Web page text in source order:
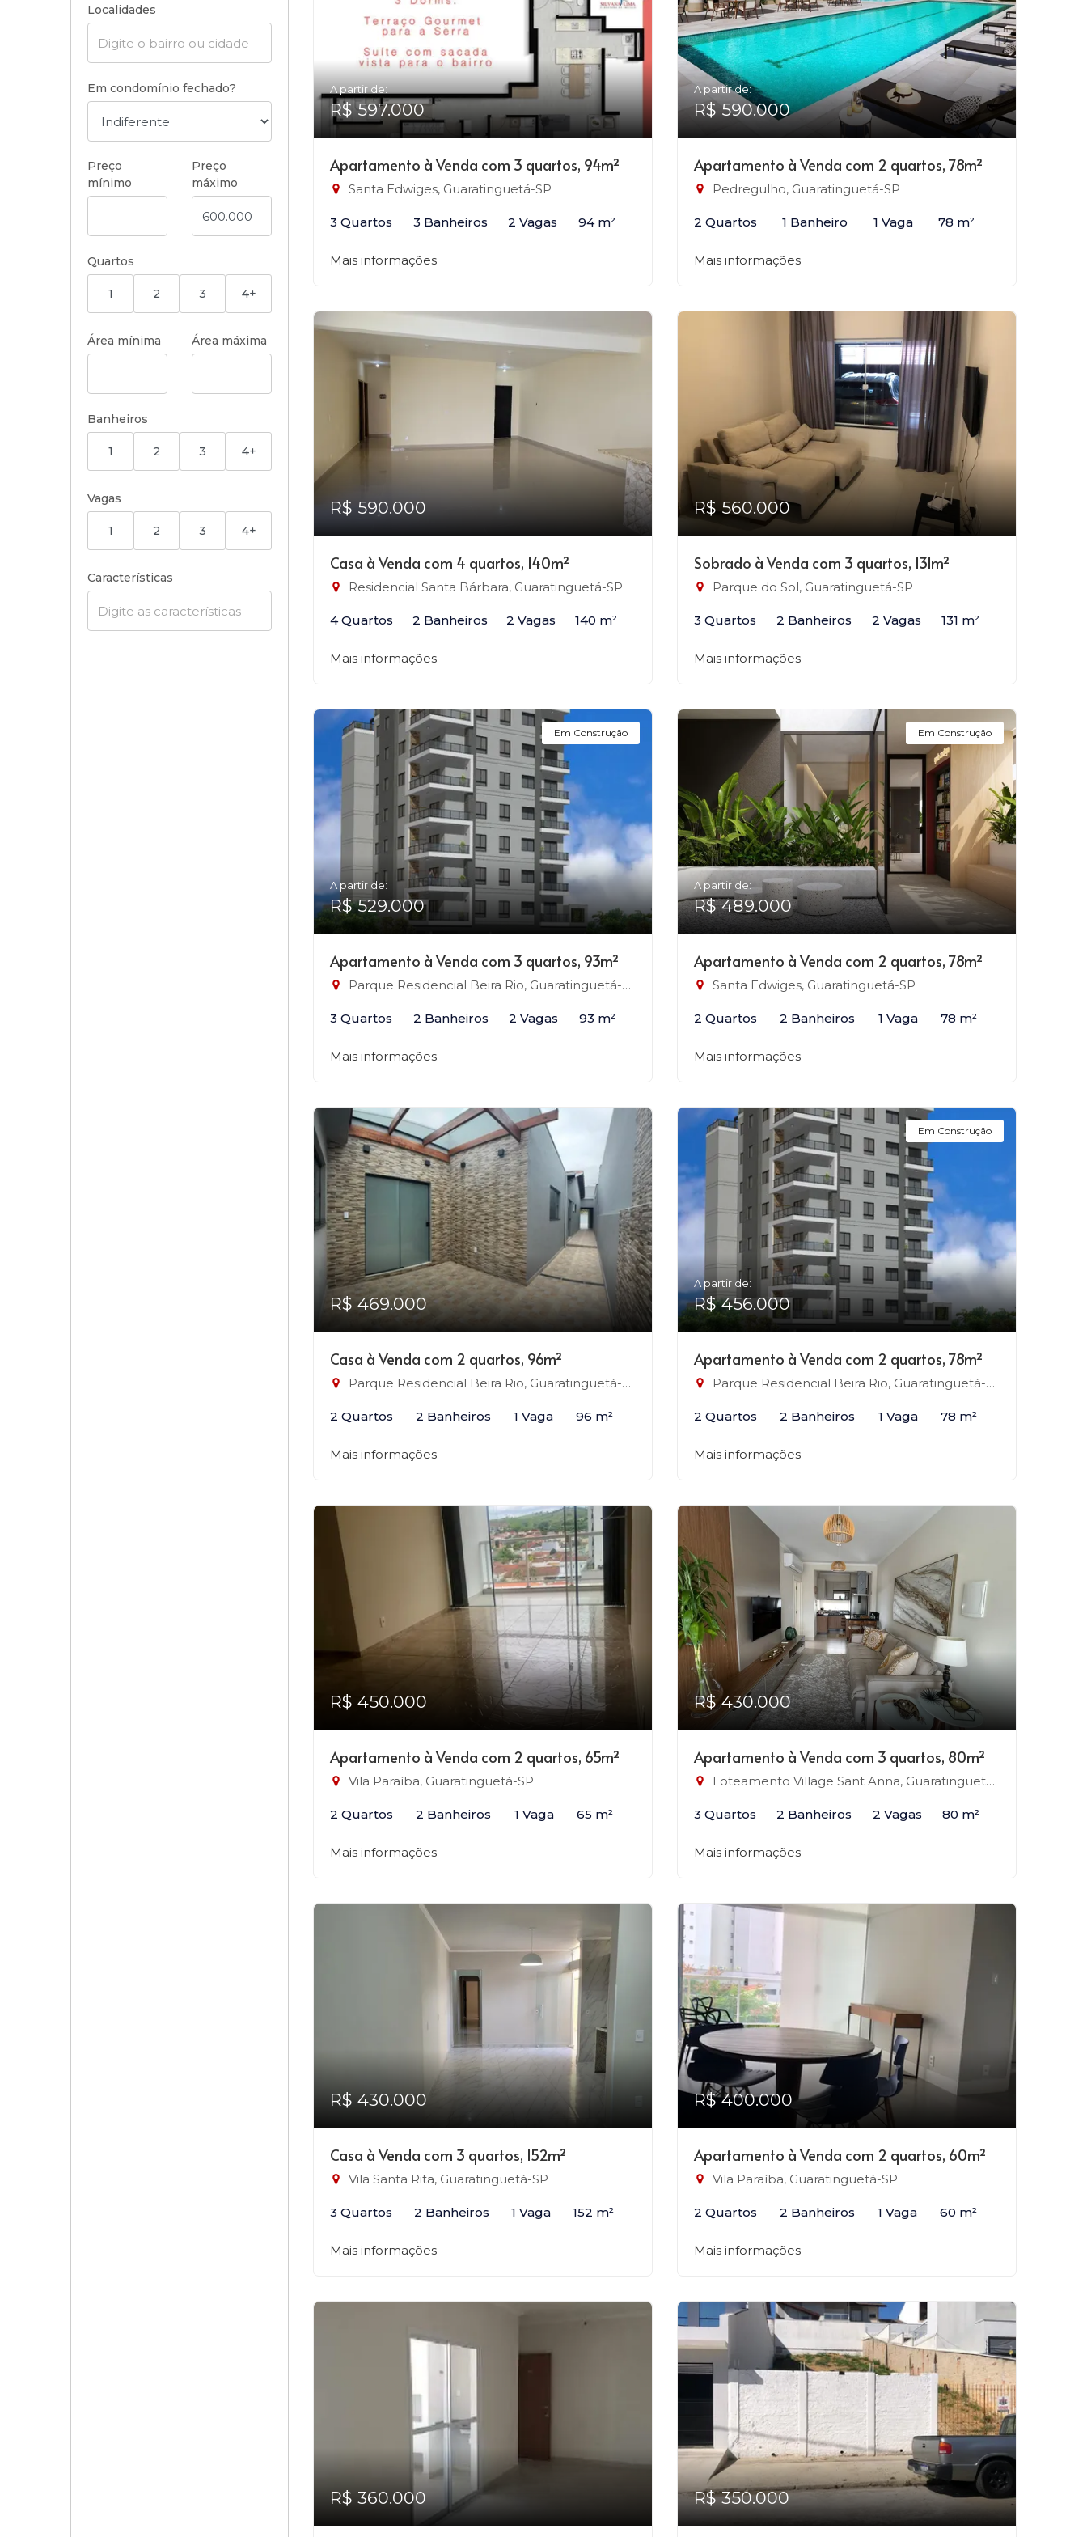
Localidades
Em condomínio fechado?
Preço
mínimo
Preço
máximo
Quartos
1 2 3 4+
Área mínima Área máxima
Banheiros
1 2 3 4+
Vagas
1 2 3 4+
Características
A partir de:
R$ 597.000
Apartamento à Venda com 3 quartos, 94m²
Santa Edwiges, Guaratinguetá-SP
3 Quartos 3 Banheiros 2 Vagas 94 m²
Mais informações
A partir de:
R$ 590.000
Apartamento à Venda com 2 quartos, 78m²
Pedregulho, Guaratinguetá-SP
2 Quartos 1 Banheiro 1 Vaga 78 m²
Mais informações
R$ 590.000
Casa à Venda com 4 quartos, 140m²
Residencial Santa Bárbara, Guaratinguetá-SP
4 Quartos 2 Banheiros 2 Vagas 140 m²
Mais informações
R$ 560.000
Sobrado à Venda com 3 quartos, 131m²
Parque do Sol, Guaratinguetá-SP
3 Quartos 2 Banheiros 2 Vagas 131 m²
Mais informações
Em Construção
A partir de:
R$ 529.000
Apartamento à Venda com 3 quartos, 93m²
Parque Residencial Beira Rio, Guaratinguetá-SP
3 Quartos 2 Banheiros 2 Vagas 93 m²
Mais informações
Em Construção
A partir de:
R$ 489.000
Apartamento à Venda com 2 quartos, 78m²
Santa Edwiges, Guaratinguetá-SP
2 Quartos 2 Banheiros 1 Vaga 78 m²
Mais informações
R$ 469.000
Casa à Venda com 2 quartos, 96m²
Parque Residencial Beira Rio, Guaratinguetá-SP
2 Quartos 2 Banheiros 1 Vaga 96 m²
Mais informações
Em Construção
A partir de:
R$ 456.000
Apartamento à Venda com 2 quartos, 78m²
Parque Residencial Beira Rio, Guaratinguetá-SP
2 Quartos 2 Banheiros 1 Vaga 78 m²
Mais informações
R$ 450.000
Apartamento à Venda com 2 quartos, 65m²
Vila Paraíba, Guaratinguetá-SP
2 Quartos 2 Banheiros 1 Vaga 65 m²
Mais informações
R$ 430.000
Apartamento à Venda com 3 quartos, 80m²
Loteamento Village Sant Anna, Guaratinguetá-SP
3 Quartos 2 Banheiros 2 Vagas 80 m²
Mais informações
R$ 430.000
Casa à Venda com 3 quartos, 152m²
Vila Santa Rita, Guaratinguetá-SP
3 Quartos 2 Banheiros 1 Vaga 152 m²
Mais informações
R$ 400.000
Apartamento à Venda com 2 quartos, 60m²
Vila Paraíba, Guaratinguetá-SP
2 Quartos 2 Banheiros 1 Vaga 60 m²
Mais informações
R$ 360.000 R$ 350.000